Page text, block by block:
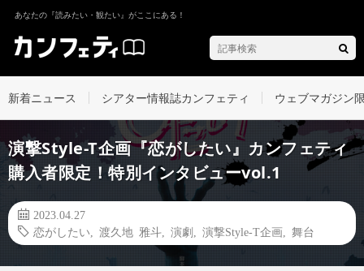
あなたの『読みたい・観たい』がここにある！
新着ニュース シアター情報誌カンフェティ ウェブマガジン
演撃Style-T企画『恋がしたい』カンフェティ
購入者限定！特別インタビューvol.1
2023.04.27
恋がしたい
渡久地 雅斗 演劇 演撃Style-T企画 舞台